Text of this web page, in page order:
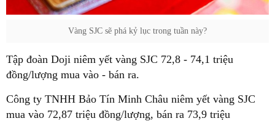
Vàng SJC sẽ phá kỷ lục trong tuần này?
Tập đoàn Doji niêm yết vàng SJC 72,8 - 74,1 triệu
đồng/lượng mua vào - bán ra.
Công ty TNHH Bảo Tín Minh Châu niêm yết vàng SJC
mua vào 72,87 triệu đồng/lượng, bán ra 73,9 triệu